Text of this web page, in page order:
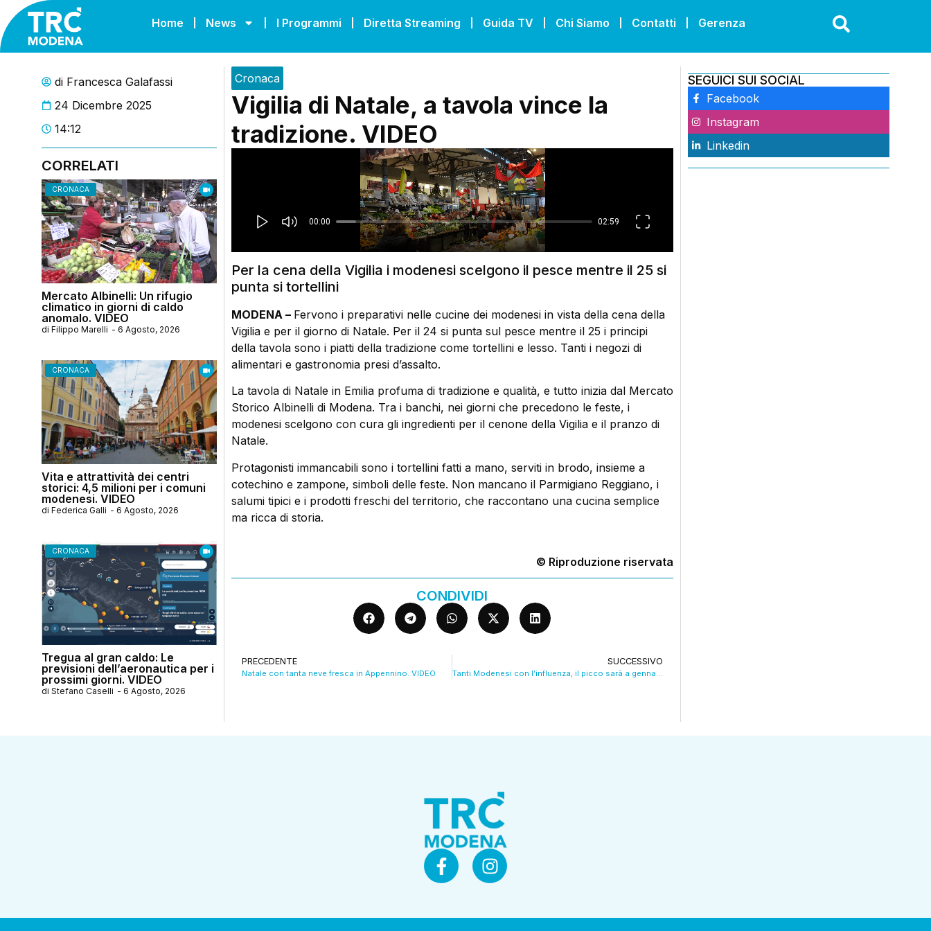
Home News I Programmi Diretta Streaming Guida TV Chi Siamo Contatti Gerenza
di Francesca Galafassi
24 Dicembre 2025
14:12
CORRELATI
CRONACA
Mercato Albinelli: Un rifugio
climatico in giorni di caldo
anomalo. VIDEO
di Filippo Marelli - 6 Agosto, 2026
CRONACA
Vita e attrattività dei centri
storici: 4,5 milioni per i comuni
modenesi. VIDEO
di Federica Galli - 6 Agosto, 2026
CRONACA
Tregua al gran caldo: Le
previsioni dell’aeronautica per i
prossimi giorni. VIDEO
di Stefano Caselli - 6 Agosto, 2026
Cronaca
Vigilia di Natale, a tavola vince la
tradizione. VIDEO
Per la cena della Vigilia i modenesi scelgono il pesce mentre il 25 si
punta si tortellini
MODENA – Fervono i preparativi nelle cucine dei modenesi in vista della cena della
Vigilia e per il giorno di Natale. Per il 24 si punta sul pesce mentre il 25 i principi
della tavola sono i piatti della tradizione come tortellini e lesso. Tanti i negozi di
alimentari e gastronomia presi d’assalto.
La tavola di Natale in Emilia profuma di tradizione e qualità, e tutto inizia dal Mercato
Storico Albinelli di Modena. Tra i banchi, nei giorni che precedono le feste, i
modenesi scelgono con cura gli ingredienti per il cenone della Vigilia e il pranzo di
Natale.
Protagonisti immancabili sono i tortellini fatti a mano, serviti in brodo, insieme a
cotechino e zampone, simboli delle feste. Non mancano il Parmigiano Reggiano, i
salumi tipici e i prodotti freschi del territorio, che raccontano una cucina semplice
ma ricca di storia.
© Riproduzione riservata
CONDIVIDI
PRECEDENTE
Natale con tanta neve fresca in Appennino. VIDEO
SUCCESSIVO
Tanti Modenesi con l’influenza, il picco sarà a gennaio. VIDEO
SEGUICI SUI SOCIAL
Facebook
Instagram
Linkedin